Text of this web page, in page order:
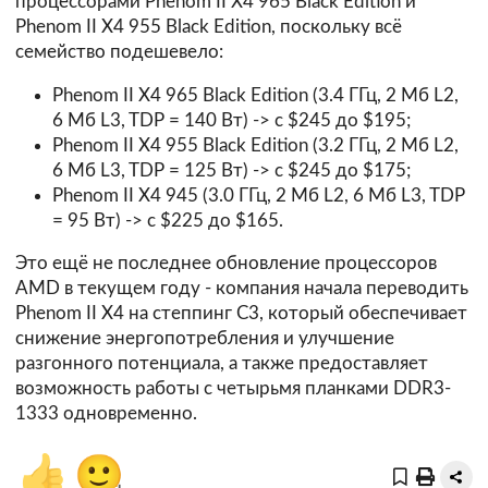
Phenom II X4 955 Black Edition, поскольку всё
семейство подешевело:
Phenom II X4 965 Black Edition (3.4 ГГц, 2 Мб L2,
6 Мб L3, TDP = 140 Вт) -> с $245 до $195;
Phenom II X4 955 Black Edition (3.2 ГГц, 2 Мб L2,
6 Мб L3, TDP = 125 Вт) -> с $245 до $175;
Phenom II X4 945 (3.0 ГГц, 2 Мб L2, 6 Мб L3, TDP
= 95 Вт) -> с $225 до $165.
Это ещё не последнее обновление процессоров
AMD в текущем году - компания начала переводить
Phenom II X4 на степпинг C3, который обеспечивает
снижение энергопотребления и улучшение
разгонного потенциала, а также предоставляет
возможность работы с четырьмя планками DDR3-
1333 одновременно.
👍 🙂